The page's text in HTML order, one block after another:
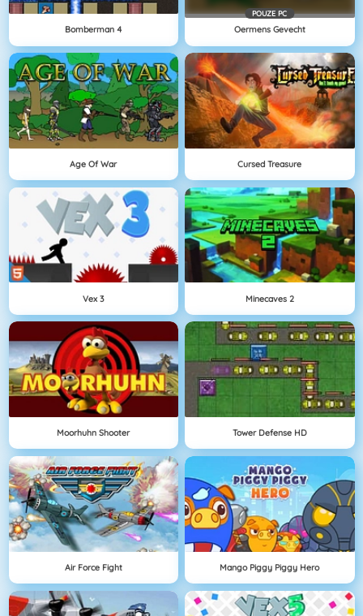
Bomberman 4
POUZE PC
Oermens Gevecht
Age Of War Cursed Treasure
Vex 3 Minecaves 2
Moorhuhn Shooter Tower Defense HD
Air Force Fight Mango Piggy Piggy Hero